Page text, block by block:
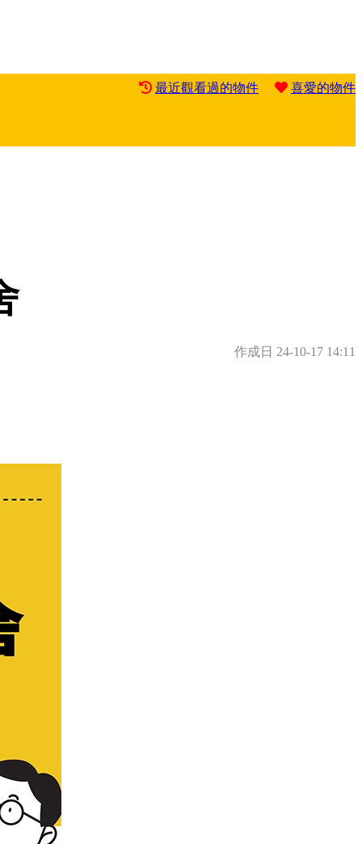
最近觀看過的物件 喜愛的物件
作成日 24-10-17 14:11